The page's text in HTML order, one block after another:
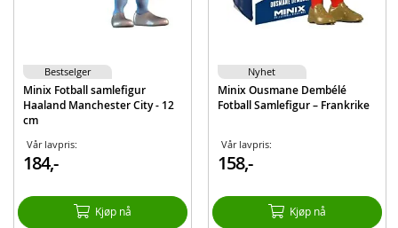
Aktuelt Nyheter
Minix Fotball samlefigur
Haaland Manchester City - 12
cm
Vår lavpris:
184,-
Kjøp nå
Bestselger
Minix Ousmane Dembélé
Fotball Samlefigur – Frankrike
Vår lavpris:
158,-
Kjøp nå
Nyhet